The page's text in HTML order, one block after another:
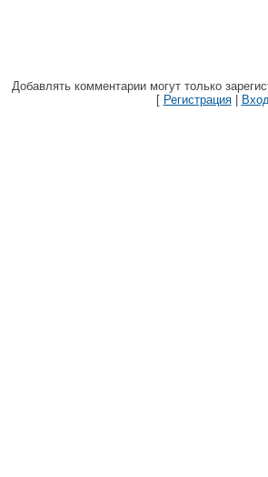
Добавлять комментарии могут только
[ Регистрация|